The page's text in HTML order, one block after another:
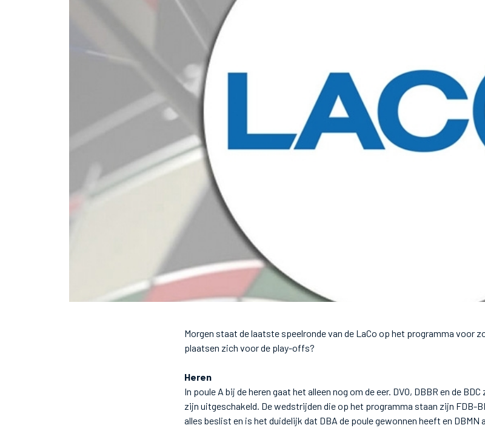
Morgen staat de laatste speelronde van de LaCo op het programma voor
plaatsen zich voor de play-offs?
Heren
In poule A bij de heren gaat het alleen nog om de eer. DVO, DBBR en de
zijn uitgeschakeld. De wedstrijden die op het programma staan zijn FDB-
alles beslist en is het duidelijk dat DBA de poule gewonnen heeft en DBMN